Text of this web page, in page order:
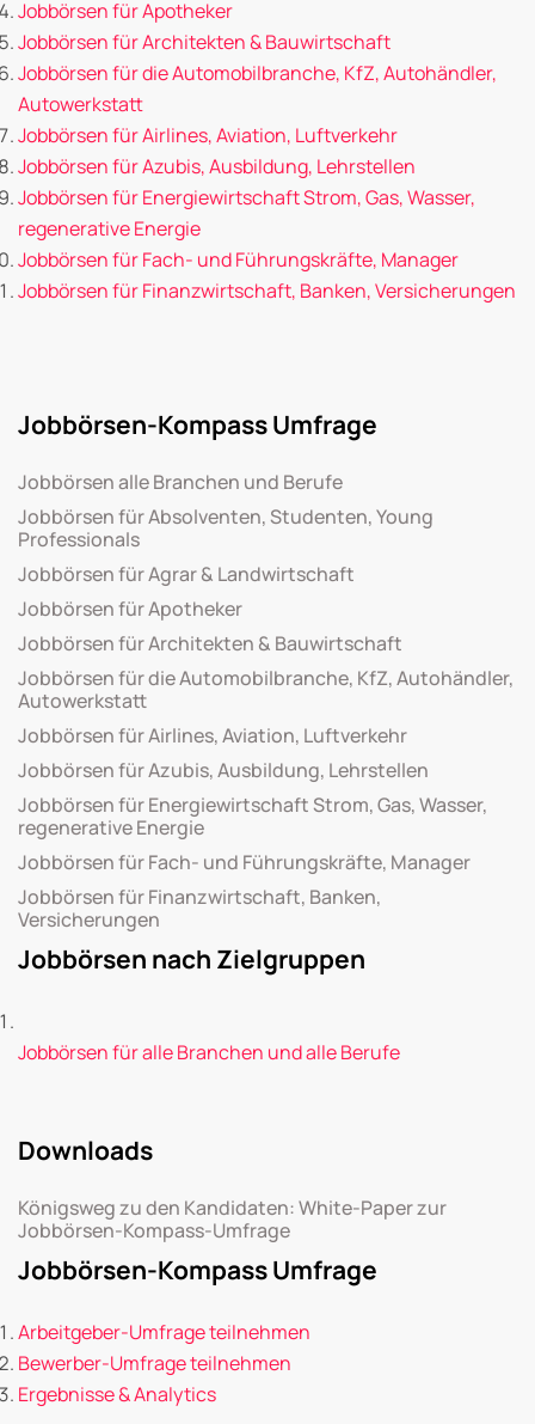
Jobbörsen für Apotheker
Jobbörsen für Architekten & Bauwirtschaft
Jobbörsen für die Automobilbranche, KfZ, Autohändler,
Autowerkstatt
Jobbörsen für Airlines, Aviation, Luftverkehr
Jobbörsen für Azubis, Ausbildung, Lehrstellen
Jobbörsen für Energiewirtschaft Strom, Gas, Wasser,
regenerative Energie
Jobbörsen für Fach- und Führungskräfte, Manager
Jobbörsen für Finanzwirtschaft, Banken, Versicherungen
Jobbörsen-Kompass Umfrage
Jobbörsen alle Branchen und Berufe
Jobbörsen für Absolventen, Studenten, Young
Professionals
Jobbörsen für Agrar & Landwirtschaft
Jobbörsen für Apotheker
Jobbörsen für Architekten & Bauwirtschaft
Jobbörsen für die Automobilbranche, KfZ, Autohändler,
Autowerkstatt
Jobbörsen für Airlines, Aviation, Luftverkehr
Jobbörsen für Azubis, Ausbildung, Lehrstellen
Jobbörsen für Energiewirtschaft Strom, Gas, Wasser,
regenerative Energie
Jobbörsen für Fach- und Führungskräfte, Manager
Jobbörsen für Finanzwirtschaft, Banken,
Versicherungen
Jobbörsen nach Zielgruppen
Jobbörsen für alle Branchen und alle Berufe
Downloads
Königsweg zu den Kandidaten: White-Paper zur
Jobbörsen-Kompass-Umfrage
Jobbörsen-Kompass Umfrage
Arbeitgeber-Umfrage teilnehmen
Bewerber-Umfrage teilnehmen
Ergebnisse & Analytics